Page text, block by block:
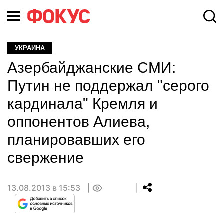
УКРАИНА
Азербайджанские СМИ:
Путин не поддержал "серого
кардинала" Кремля и
оппонентов Алиева,
планировавших его
свержение
13.08.2013 в 15:53